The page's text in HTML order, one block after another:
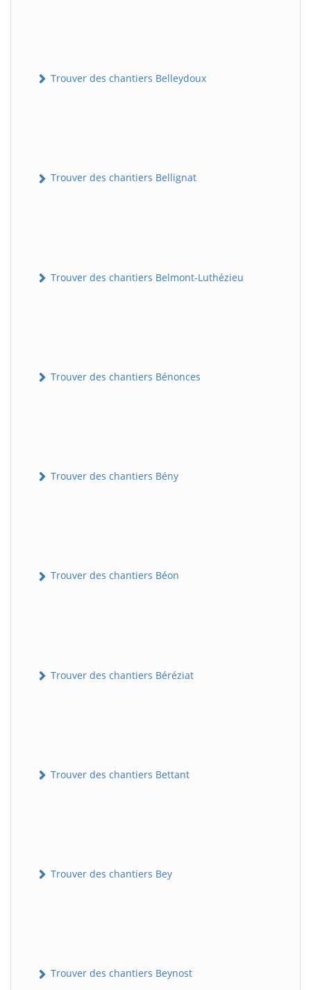
Trouver des chantiers Belleydoux
Trouver des chantiers Bellignat
Trouver des chantiers Belmont-Luthézieu
Trouver des chantiers Bénonces
Trouver des chantiers Bény
Trouver des chantiers Béon
Trouver des chantiers Béréziat
Trouver des chantiers Bettant
Trouver des chantiers Bey
Trouver des chantiers Beynost